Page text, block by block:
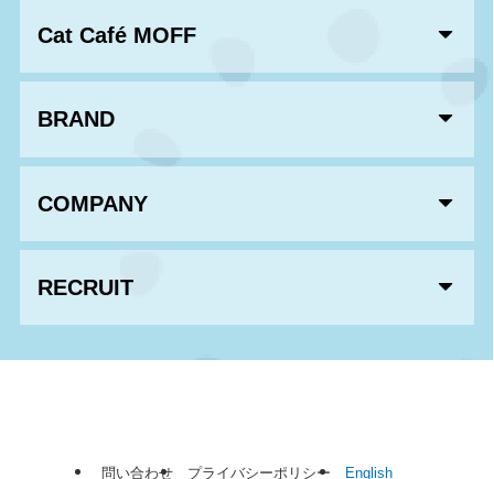
Cat Café MOFF
BRAND
COMPANY
RECRUIT
問い合わせ プライバシーポリシー English